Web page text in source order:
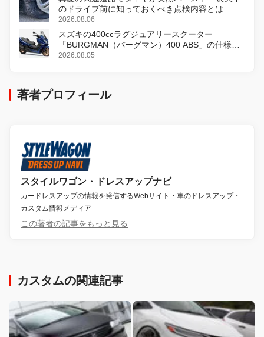
のドライブ前に知っておくべき点検内容とは
2026.08.06
スズキの400ccラグジュアリースクーター
「BURGMAN（バーグマン）400 ABS」の仕様を
変更し、8月18日に発売
2026.08.05
著者プロフィール
スタイルワゴン・ドレスアップナビ
カードレスアップの情報を発信するWebサイト・車のドレスアップ・
カスタム情報メディア
この著者の記事をもっと見る
カスタムの関連記事